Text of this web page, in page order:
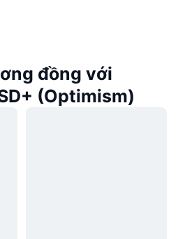
đồng với
(Optimism)